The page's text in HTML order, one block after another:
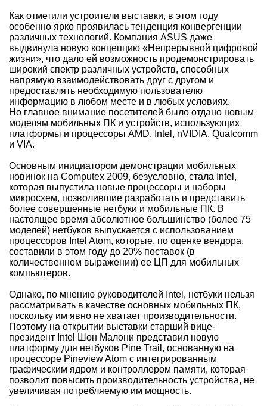
Как отметили устроители выставки, в этом году
особенно ярко проявилась тенденция конвергенции
различных технологий. Компания ASUS даже
выдвинула новую концепцию «Непрерывной цифровой
жизни», что дало ей возможность продемонстрировать
широкий спектр различных устройств, способных
напрямую взаимодействовать друг с другом и
предоставлять необходимую пользователю
информацию в любом месте и в любых условиях.
Но главное внимание посетителей было отдано новым
моделям мобильных ПК и устройств, использующих
платформы и процессоры AMD, Intel, nVIDIA, Qualcomm
и VIA.
Основным инициатором демонстрации мобильных
новинок на Computex 2009, безусловно, стала Intel,
которая выпустила новые процессоры и наборы
микросхем, позволившие разработать и представить
более совершенные нетбуки и мобильные ПК. В
настоящее время абсолютное большинство (более 75
моделей) нетбуков выпускается с использованием
процессоров Intel Atom, которые, по оценке вендора,
составили в этом году до 20% поставок (в
количественном выражении) ее ЦП для мобильных
компьютеров.
Однако, по мнению руководителей Intel, нетбуки нельзя
рассматривать в качестве основных мобильных ПК,
поскольку им явно не хватает производительности.
Поэтому на открытии выставки старший вице-
президент Intel Шон Малони представил новую
платформу для нетбуков Pine Trail, основанную на
процессоре Pineview Atom с интегрированным
графическим ядром и контроллером памяти, которая
позволит повысить производительность устройства, не
увеличивая потребляемую им мощность.